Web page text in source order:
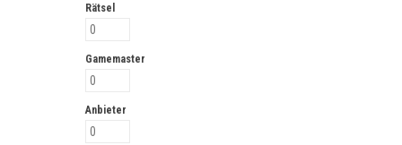
Rätsel
Gamemaster
Anbieter